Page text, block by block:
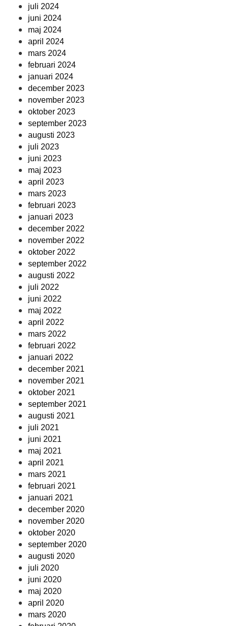
juli 2024
juni 2024
maj 2024
april 2024
mars 2024
februari 2024
januari 2024
december 2023
november 2023
oktober 2023
september 2023
augusti 2023
juli 2023
juni 2023
maj 2023
april 2023
mars 2023
februari 2023
januari 2023
december 2022
november 2022
oktober 2022
september 2022
augusti 2022
juli 2022
juni 2022
maj 2022
april 2022
mars 2022
februari 2022
januari 2022
december 2021
november 2021
oktober 2021
september 2021
augusti 2021
juli 2021
juni 2021
maj 2021
april 2021
mars 2021
februari 2021
januari 2021
december 2020
november 2020
oktober 2020
september 2020
augusti 2020
juli 2020
juni 2020
maj 2020
april 2020
mars 2020